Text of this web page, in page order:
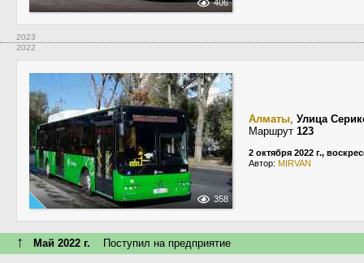
406
2023
2022
358
Алматы, Улица
Маршрут 123
2 октября 2022 г.,
Автор: MIRVAN
↑ Май 2022 г. Поступил на предприятие